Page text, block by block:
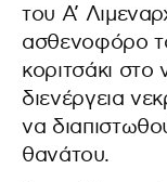
του Α’
ασθενοφόρο
κοριτσάκι
διενέργεια
να
θανάτου.